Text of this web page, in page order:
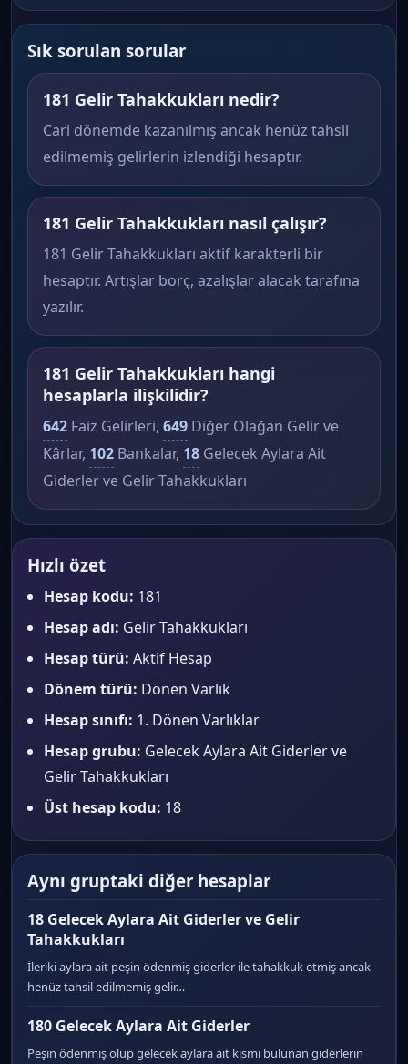
Sık sorulan sorular
181 Gelir Tahakkukları nedir?
Cari dönemde kazanılmış ancak henüz tahsil
edilmemiş gelirlerin izlendiği hesaptır.
181 Gelir Tahakkukları nasıl çalışır?
181 Gelir Tahakkukları aktif karakterli bir
hesaptır. Artışlar borç, azalışlar alacak tarafına
yazılır.
181 Gelir Tahakkukları hangi
hesaplarla ilişkilidir?
642 Faiz Gelirleri, 649 Diğer Olağan Gelir ve
Kârlar, 102 Bankalar, 18 Gelecek Aylara Ait
Giderler ve Gelir Tahakkukları
Hızlı özet
Hesap kodu: 181
Hesap adı: Gelir Tahakkukları
Hesap türü: Aktif Hesap
Dönem türü: Dönen Varlık
Hesap sınıfı: 1. Dönen Varlıklar
Hesap grubu: Gelecek Aylara Ait Giderler ve
Gelir Tahakkukları
Üst hesap kodu: 18
Aynı gruptaki diğer hesaplar
18 Gelecek Aylara Ait Giderler ve Gelir
Tahakkukları
İleriki aylara ait peşin ödenmiş giderler ile tahakkuk etmiş ancak
henüz tahsil edilmemiş gelir…
180 Gelecek Aylara Ait Giderler
Peşin ödenmiş olup gelecek aylara ait kısmı bulunan giderlerin